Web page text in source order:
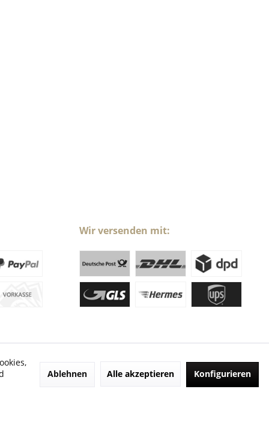
Wir versenden mit:
anders beschrieben
Ablehnen Alle akzeptieren Konfigurieren